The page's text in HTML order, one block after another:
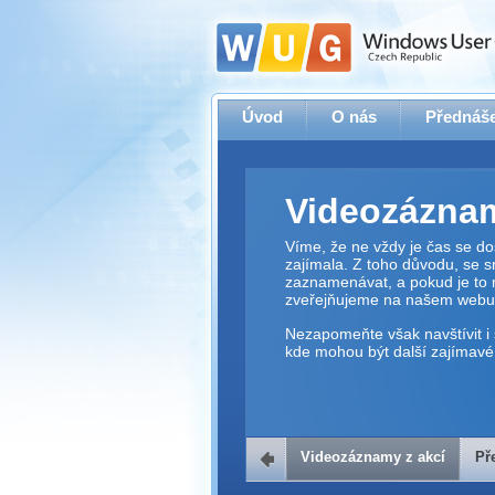
Úvod O nás
Víme, že ne vždy je čas se
zajímala. Z toho důvodu, se
zaznamenávat, a pokud je to
zveřejňujeme na našem webu.
Nezapomeňte však navštívit i
kde mohou být další zajímavé
Přehrávač
Videozáznamy z akcí